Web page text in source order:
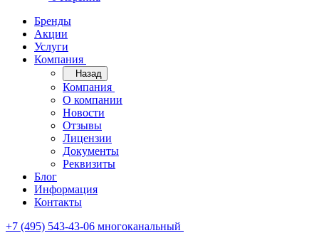
Бренды
Акции
Услуги
Компания
Назад
Компания
О компании
Новости
Отзывы
Лицензии
Документы
Реквизиты
Блог
Информация
Контакты
+7 (495) 543-43-06 многоканальный